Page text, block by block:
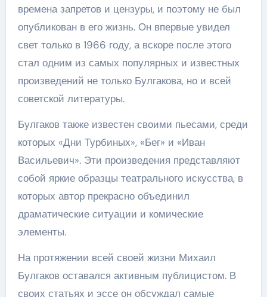
времена запретов и цензуры, и поэтому не был
опубликован в его жизнь. Он впервые увидел
свет только в 1966 году, а вскоре после этого
стал одним из самых популярных и известных
произведений не только Булгакова, но и всей
советской литературы.
Булгаков также известен своими пьесами, среди
которых «Дни Турбиных», «Бег» и «Иван
Васильевич». Эти произведения представляют
собой яркие образцы театрального искусства, в
которых автор прекрасно объединил
драматические ситуации и комические
элементы.
На протяжении всей своей жизни Михаил
Булгаков оставался активным публицистом. В
своих статьях и эссе он обсуждал самые